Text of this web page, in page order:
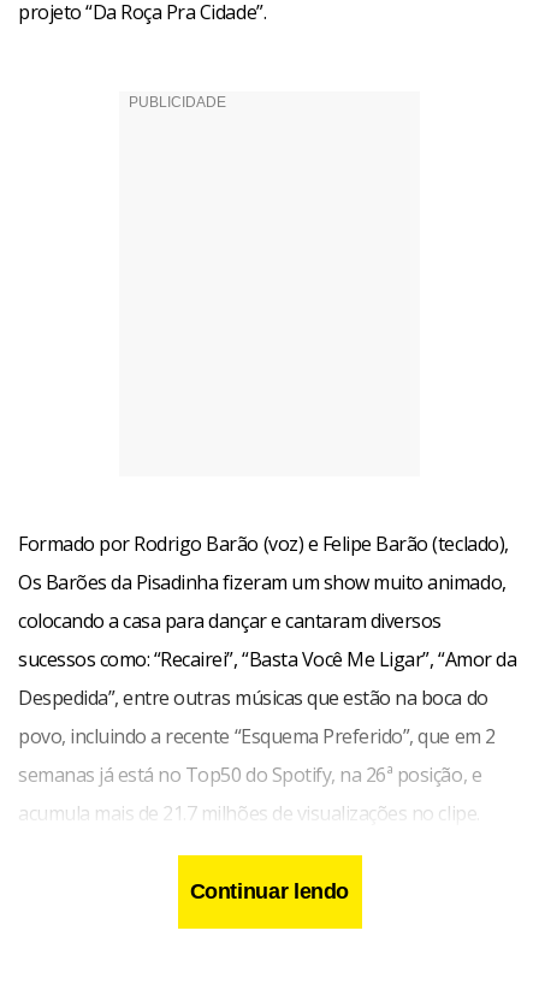
projeto “Da Roça Pra Cidade”.
Formado por Rodrigo Barão (voz) e Felipe Barão (teclado),
Os Barões da Pisadinha fizeram um show muito animado,
colocando a casa para dançar e cantaram diversos
sucessos como: “Recairei”, “Basta Você Me Ligar”, “Amor da
Despedida”, entre outras músicas que estão na boca do
povo, incluindo a recente “Esquema Preferido”, que em 2
semanas já está no Top50 do Spotify, na 26ª posição, e
acumula mais de 21.7 milhões de visualizações no clipe.
A novidade ficou por conta do novo single “A Roça Ou a
Cidade (Da Roça Pra Cidade)”, a terceira faixa lançada do
Continuar lendo